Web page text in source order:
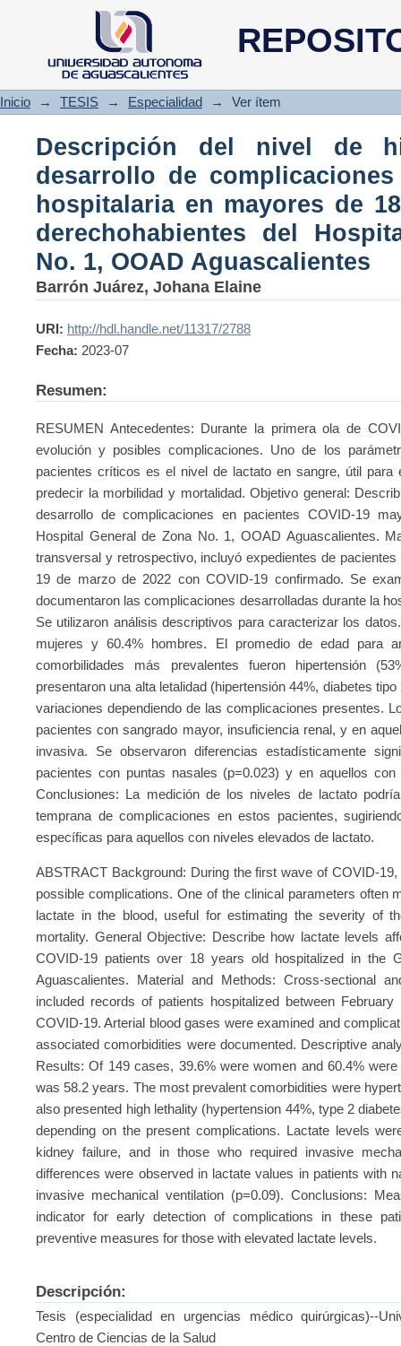
Descripción del nivel
complicaciones durante la
con covid-19,
OOAD Aguascalientes
Inicio → TESIS → Especialidad → Ver ítem
Descripción del nivel de
desarrollo de
hospitalaria en mayores de
derechohabientes del
No. 1, OOAD Aguascalientes
Barrón Juárez, Johana Elaine
URI: http://hdl.handle.net/11317/2788
Fecha: 2023-07
Resumen:
RESUMEN Antecedentes: Durante la primera ola de
evolución y posibles complicaciones. Uno de los
pacientes críticos es el nivel de lactato en sangre, útil
predecir la morbilidad y mortalidad. Objetivo general:
desarrollo de complicaciones en pacientes COVID-19
Hospital General de Zona No. 1, OOAD Aguascalientes.
transversal y retrospectivo, incluyó expedientes de
19 de marzo de 2022 con COVID-19 confirmado. Se
documentaron las complicaciones desarrolladas durante la
Se utilizaron análisis descriptivos para caracterizar los
mujeres y 60.4% hombres. El promedio de edad para
comorbilidades más prevalentes fueron hipertensión
presentaron una alta letalidad (hipertensión 44%, diabetes
variaciones dependiendo de las complicaciones presentes.
pacientes con sangrado mayor, insuficiencia renal, y en
invasiva. Se observaron diferencias estadísticamente
pacientes con puntas nasales (p=0.023) y en aquellos
Conclusiones: La medición de los niveles de lactato
temprana de complicaciones en estos pacientes,
específicas para aquellos con niveles elevados de lactato.
ABSTRACT Background: During the first wave of COVID-
possible complications. One of the clinical parameters often
lactate in the blood, useful for estimating the severity of
mortality. General Objective: Describe how lactate levels
COVID-19 patients over 18 years old hospitalized in the
Aguascalientes. Material and Methods: Cross-sectional
included records of patients hospitalized between
COVID-19. Arterial blood gases were examined and
associated comorbidities were documented. Descriptive
Results: Of 149 cases, 39.6% were women and 60.4%
was 58.2 years. The most prevalent comorbidities were
also presented high lethality (hypertension 44%, type 2
depending on the present complications. Lactate levels
kidney failure, and in those who required invasive
differences were observed in lactate values in patients with
invasive mechanical ventilation (p=0.09). Conclusions:
indicator for early detection of complications in these
preventive measures for those with elevated lactate levels.
Descripción:
Tesis (especialidad en urgencias médico quirúrgicas)--
Centro de Ciencias de la Salud